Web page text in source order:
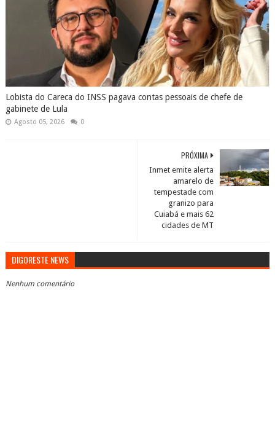
Lobista do Careca do INSS pagava contas pessoais de chefe de
gabinete de Lula
Agosto 05, 2026 0
PRÓXIMA
Inmet emite alerta
amarelo de
tempestade com
granizo para
Cuiabá e mais 62
cidades de MT
DIGORESTE NEWS
Nenhum comentário